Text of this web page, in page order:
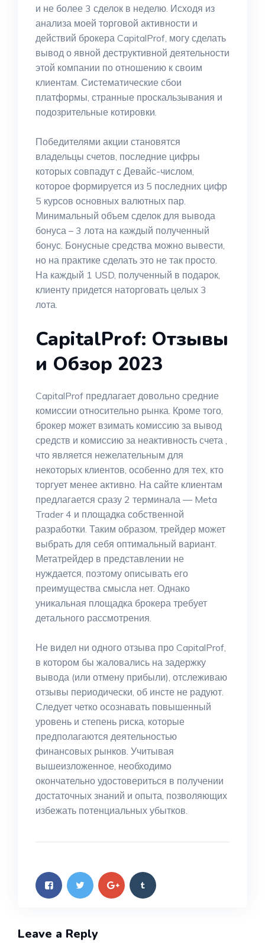
и не более 3 сделок в неделю. Исходя из
анализа моей торговой активности и
действий брокера CapitalProf, могу сделать
вывод о явной деструктивной деятельности
этой компании по отношению к своим
клиентам. Систематические сбои
платформы, странные проскальзывания и
подозрительные котировки.
Победителями акции становятся
владельцы счетов, последние цифры
которых совпадут с Девайс-числом,
которое формируется из 5 последних цифр
5 курсов основных валютных пар.
Минимальный объем сделок для вывода
бонуса – 3 лота на каждый полученный
бонус. Бонусные средства можно вывести,
но на практике сделать это не так просто.
На каждый 1 USD, полученный в подарок,
клиенту придется наторговать целых 3
лота.
CapitalProf: Отзывы
и Обзор 2023
CapitalProf предлагает довольно средние
комиссии относительно рынка. Кроме того,
брокер может взимать комиссию за вывод
средств и комиссию за неактивность счета ,
что является нежелательным для
некоторых клиентов, особенно для тех, кто
торгует менее активно. На сайте клиентам
предлагается сразу 2 терминала — Meta
Trader 4 и площадка собственной
разработки. Таким образом, трейдер может
выбрать для себя оптимальный вариант.
Метатрейдер в представлении не
нуждается, поэтому описывать его
преимущества смысла нет. Однако
уникальная площадка брокера требует
детального рассмотрения.
Не видел ни одного отзыва про CapitalProf,
в котором бы жаловались на задержку
вывода (или отмену прибыли), отслеживаю
отзывы периодически, об инсте не радуют.
Следует четко осознавать повышенный
уровень и степень риска, которые
предполагаются деятельностью
финансовых рынков. Учитывая
вышеизложенное, необходимо
окончательно удостовериться в получении
достаточных знаний и опыта, позволяющих
избежать потенциальных убытков.
Leave a Reply